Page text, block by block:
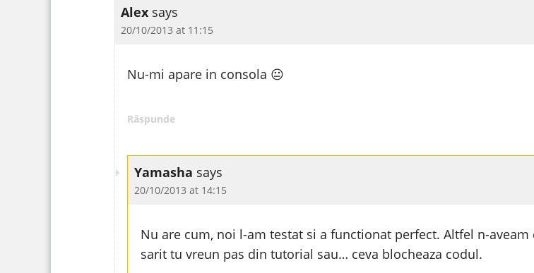
Alex says
20/10/2013 at 11:15
Nu-mi apare in consola 😐
Răspunde
Yamasha says
20/10/2013 at 14:15
Nu are cum, noi l-am testat si a functionat perfect. Altfel n-
sarit tu vreun pas din tutorial sau… ceva blocheaza codul.